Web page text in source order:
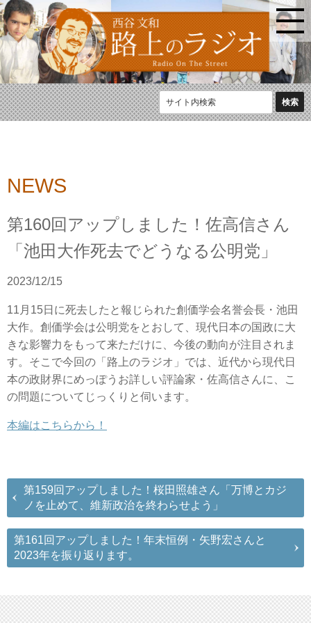
NEWS
第160回アップしました！佐高信さん
「池田大作死去でどうなる公明党」
2023/12/15
11月15日に死去したと報じられた創価学会名誉会長・池田
大作。創価学会は公明党をとおして、現代日本の国政に大
きな影響力をもって来ただけに、今後の動向が注目されま
す。そこで今回の「路上のラジオ」では、近代から現代日
本の政財界にめっぽうお詳しい評論家・佐高信さんに、こ
の問題についてじっくりと伺います。
本編はこちらから！
第159回アップしました！桜田照雄さん「万博とカジ
ノを止めて、維新政治を終わらせよう」
第161回アップしました！年末恒例・矢野宏さんと
2023年を振り返ります。